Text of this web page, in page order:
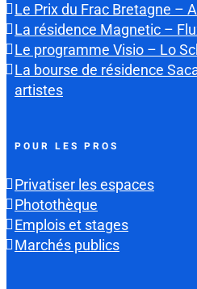
Le Prix du Frac Bretagne –
La résidence Magnetic –
Le programme Visio – Lo
La bourse de résidence
artistes
POUR LES PROS
Privatiser les espaces
Photothèque
Emplois et stages
Marchés publics